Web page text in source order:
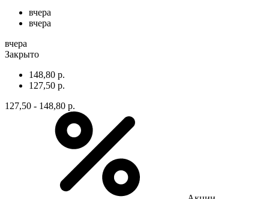
вчера
вчера
вчера
Закрыто
148,80 р.
127,50 р.
127,50 - 148,80 р.